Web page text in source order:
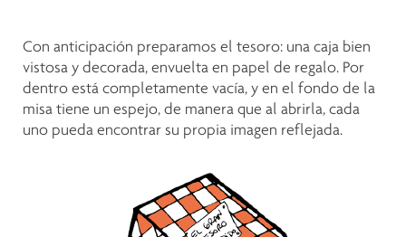
Con anticipación preparamos el tesoro: una caja bien
vistosa y decorada, envuelta en papel de regalo. Por
dentro está completamente vacía, y en el fondo de la
misa tiene un espejo, de manera que al abrirla, cada
uno pueda encontrar su propia imagen reflejada.